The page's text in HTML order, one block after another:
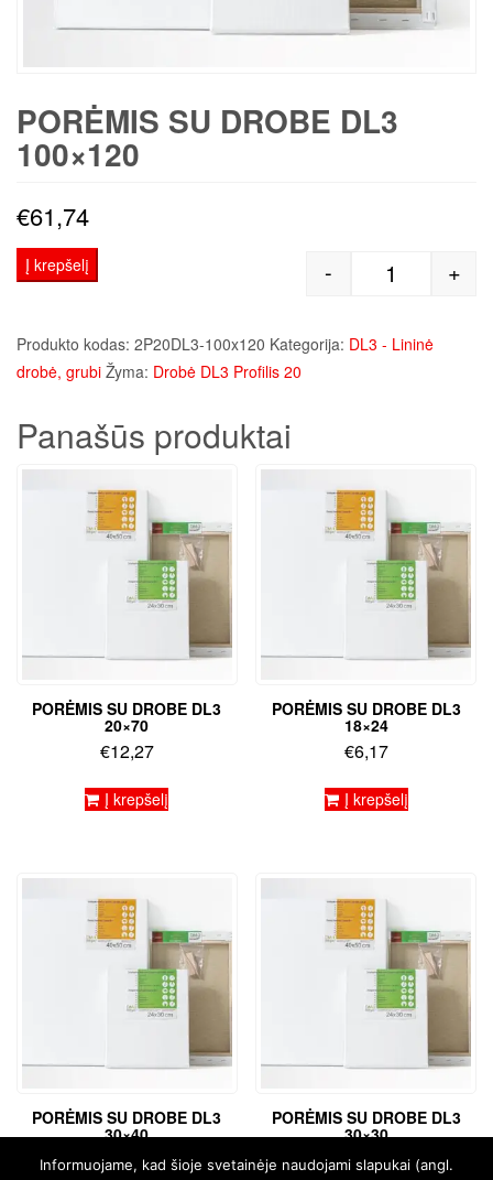
PORĖMIS SU DROBE DL3
100×120
€61,74
produkto
- +
Į krepšelį
Produkto kodas: 2P20DL3-100x120 Kategorija: DL3 - Lininė
drobė, grubi Žyma: Drobė DL3 Profilis 20
Panašūs produktai
PORĖMIS SU DROBE DL3
20×70
€12,27
Į krepšelį
PORĖMIS SU DROBE DL3
18×24
€6,17
Į krepšelį
PORĖMIS SU DROBE DL3
30×40
€10,02
PORĖMIS SU DROBE DL3
30×30
€ 8,58
Informuojame, kad šioje svetainėje naudojami slapukai (angl.